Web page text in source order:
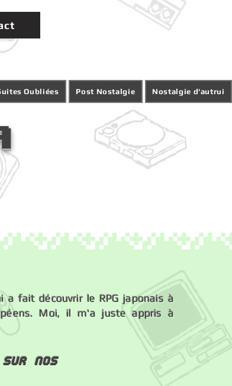
Oubliées Post Nostalgie Nostalgie d'autrui
a fait découvrir le RPG japonais à
Moi, il m'a juste appris à
nos